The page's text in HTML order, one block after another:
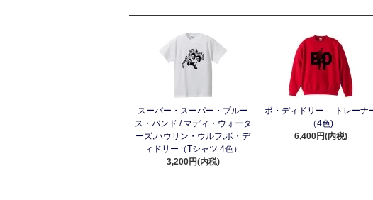
スーパー・スーパー・ブルー
ス・バンド / マディ・ウォータ
ーズ,ハウリン・ウルフ,ボ・デ
ィドリー（Tシャツ 4色）
3,200円(内税)
ボ・ディドリー －トレーナ
（4色)
6,400円(内税)